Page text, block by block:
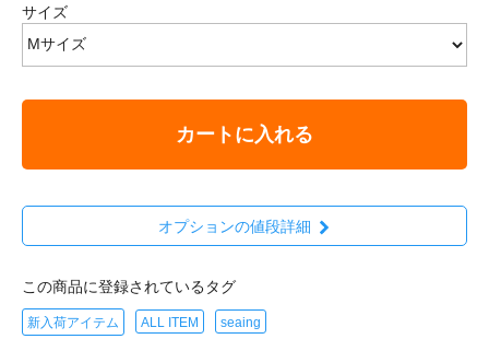
サイズ
カートに入れる
オプションの値段詳細
この商品に登録されているタグ
新入荷アイテム ALL ITEM seaing